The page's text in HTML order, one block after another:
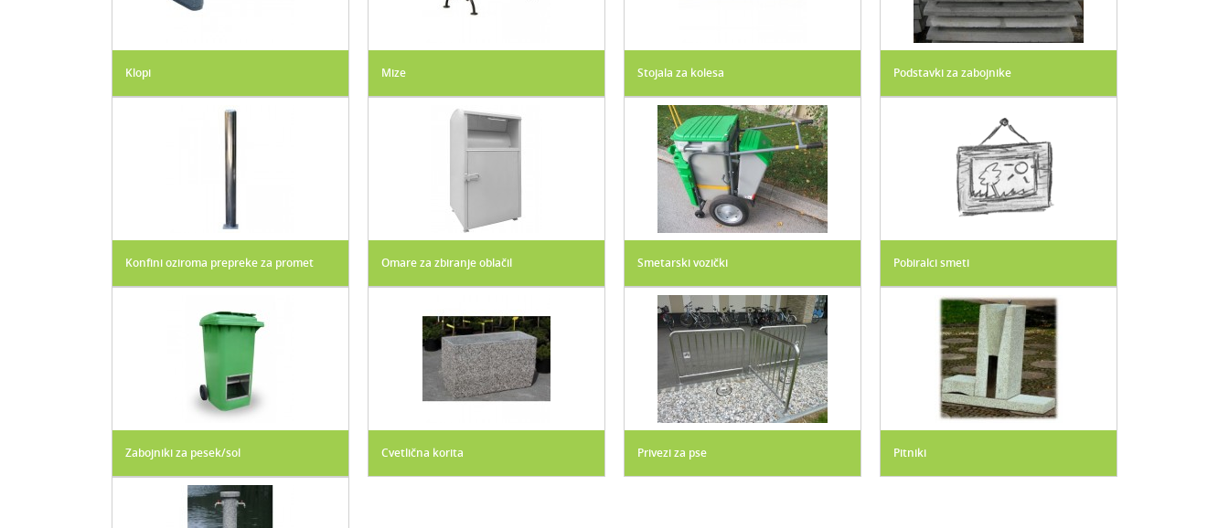
Klopi Mize Stojala za kolesa Podstavki za zabojnike
Konfini oziroma prepreke za promet Omare za zbiranje oblačil Smetarski vozički Pobiralci smeti
Zabojniki za pesek/sol Cvetlična korita Privezi za pse Pitniki